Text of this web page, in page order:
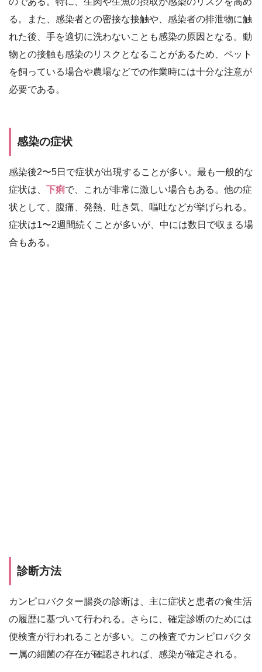
る。また、感染者との密接な接触や、感染者の排泄物に触
れた後、手を適切に洗わないことも感染の原因となる。動
物との接触も感染のリスクとなることがあるため、ペット
を飼っている場合や農場などでの作業時には十分な注意が
必要である。
感染の症状
感染後2〜5日で症状が出現することが多い。最も一般的な
症状は、 下痢で、これが非常に激しい場合もある。他の症
状として、腹痛、発熱、吐き気、嘔吐などが挙げられる。
症状は1〜2週間続くことが多いが、中には数日で収まる場
合もある。
診断方法
カンピロバクター腸炎の診断は、主に症状と患者の食生活
の履歴に基づいて行われる。さらに、確定診断のためには
便検査が行われることが多い。この検査でカンピロバクタ
ー属の細菌の存在が確認されれば、感染が確定される。